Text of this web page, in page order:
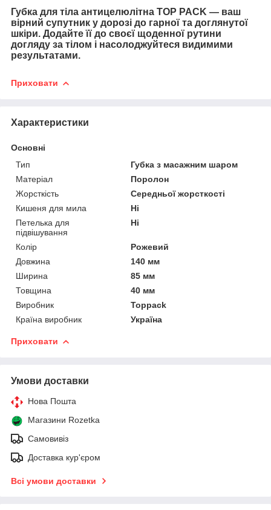
Губка для тіла антицелюлітна TOP PACK — ваш
вірний супутник у дорозі до гарної та доглянутої
шкіри. Додайте її до своєї щоденної рутини
догляду за тілом і насолоджуйтеся видимими
результатами.
Приховати
Характеристики
Основні
Тип
Губка з масажним шаром
Матеріал
Поролон
Жорсткість
Середньої жорсткості
Кишеня для мила
Ні
Петелька для
підвішування
Ні
Колір
Рожевий
Довжина
140 мм
Ширина
85 мм
Товщина
40 мм
Виробник
Toppack
Країна виробник
Україна
Приховати
Умови доставки
Нова Пошта
Магазини Rozetka
Самовивіз
Доставка кур'єром
Всі умови доставки